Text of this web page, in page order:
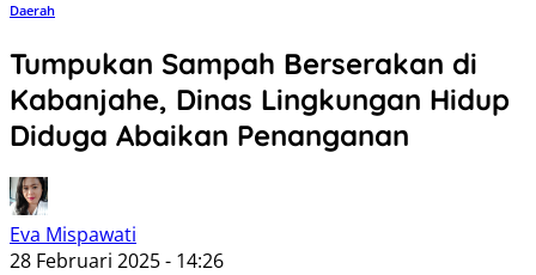
Daerah
Tumpukan Sampah Berserakan di
Kabanjahe, Dinas Lingkungan Hidup
Diduga Abaikan Penanganan
Eva Mispawati
28 Februari 2025 - 14:26